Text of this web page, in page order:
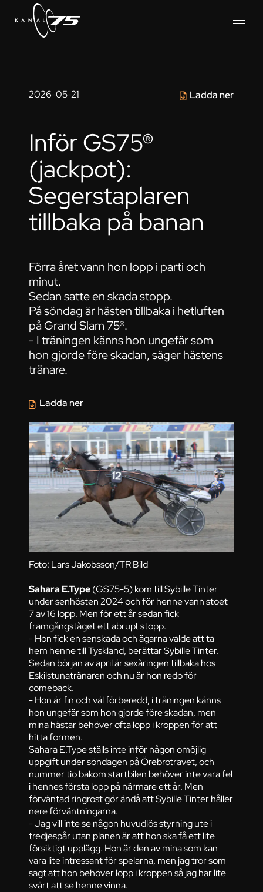
2026-05-21
Foto: Lars Jakobsson/TR Bild
Ladda ner
Inför GS75®
(jackpot):
Segerstaplaren
tillbaka på banan
Förra året vann hon lopp i parti och
minut.
Sedan satte en skada stopp.
På söndag är hästen tillbaka i hetluften
på Grand Slam 75®.
- I träningen känns hon ungefär som
hon gjorde före skadan, säger hästens
tränare.
Sahara E.Type(GS75-5) kom till Sybille Tinter
under senhösten 2024 och för henne vann stoet
7 av 16 lopp. Men för ett år sedan fick
framgångståget ett abrupt stopp.
- Hon fick en senskada och ägarna valde att ta
hem henne till Tyskland, berättar Sybille Tinter.
Sedan början av april är sexåringen tillbaka hos
Eskilstunatränaren och nu är hon redo för
comeback.
- Hon är fin och väl förberedd, i träningen känns
hon ungefär som hon gjorde före skadan, men
mina hästar behöver ofta lopp i kroppen för att
hitta formen.
Sahara E.Type ställs inte inför någon omöjlig
uppgift under söndagen på Örebrotravet, och
nummer tio bakom startbilen behöver inte vara fel
i hennes första lopp på närmare ett år. Men
förväntad ringrost gör ändå att Sybille Tinter håller
nere förväntningarna.
- Jag vill inte se någon huvudlös styrning ute i
tredjespår utan planen är att hon ska få ett lite
försiktigt upplägg. Hon är den av mina som kan
vara lite intressant för spelarna, men jag tror som
sagt att hon behöver lopp i kroppen så jag har lite
svårt att se henne vinna.
Ladda ner